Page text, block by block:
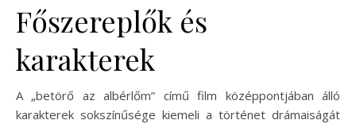
Főszereplők és
karakterek
A „betörő az albérlőm” című film középpontjában álló
karakterek sokszínűsége kiemeli a történet drámaiságát